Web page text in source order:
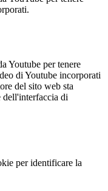
Youtube per tenere
di Youtube incorporati
del sito web sta
dell'interfaccia di
per identificare la